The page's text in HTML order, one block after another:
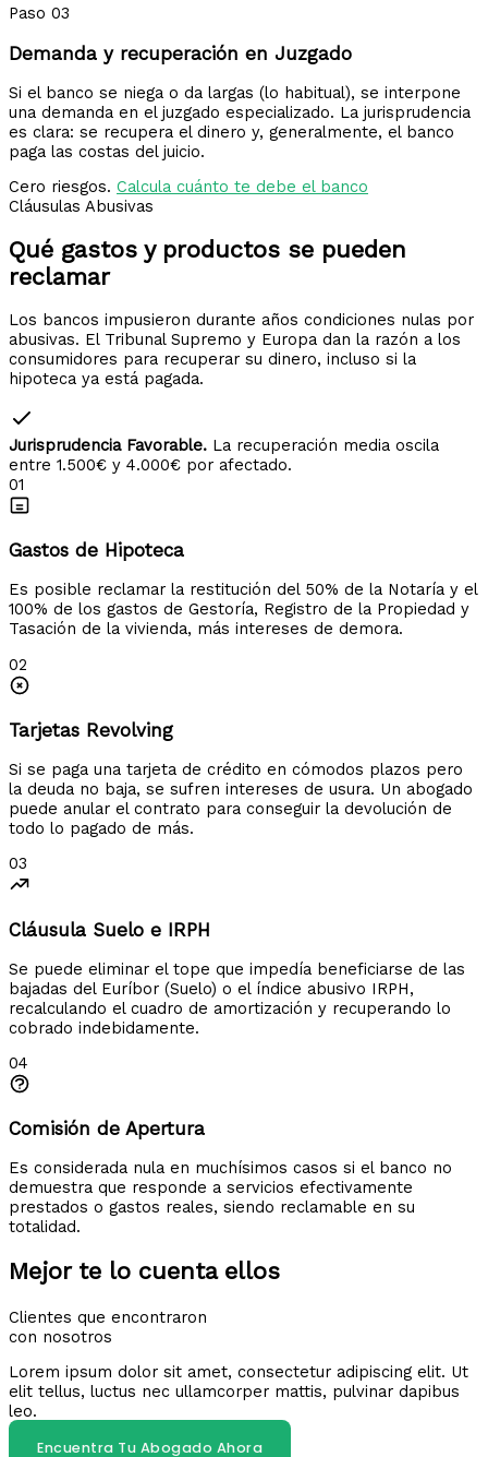
Paso 03
Demanda y recuperación en Juzgado
Si el banco se niega o da largas (lo habitual), se interpone
una demanda en el juzgado especializado. La jurisprudencia
es clara: se recupera el dinero y, generalmente, el banco
paga las costas del juicio.
Cero riesgos. Calcula cuánto te debe el banco
Cláusulas Abusivas
Qué gastos y productos se pueden
reclamar
Los bancos impusieron durante años condiciones nulas por
abusivas. El Tribunal Supremo y Europa dan la razón a los
consumidores para recuperar su dinero, incluso si la
hipoteca ya está pagada.
Jurisprudencia Favorable. La recuperación media oscila
entre 1.500€ y 4.000€ por afectado.
01
Gastos de Hipoteca
Es posible reclamar la restitución del 50% de la Notaría y el
100% de los gastos de Gestoría, Registro de la Propiedad y
Tasación de la vivienda, más intereses de demora.
02
Tarjetas Revolving
Si se paga una tarjeta de crédito en cómodos plazos pero
la deuda no baja, se sufren intereses de usura. Un abogado
puede anular el contrato para conseguir la devolución de
todo lo pagado de más.
03
Cláusula Suelo e IRPH
Se puede eliminar el tope que impedía beneficiarse de las
bajadas del Euríbor (Suelo) o el índice abusivo IRPH,
recalculando el cuadro de amortización y recuperando lo
cobrado indebidamente.
04
Comisión de Apertura
Es considerada nula en muchísimos casos si el banco no
demuestra que responde a servicios efectivamente
prestados o gastos reales, siendo reclamable en su
totalidad.
Mejor te lo cuenta ellos
Clientes que encontraron
con nosotros
Lorem ipsum dolor sit amet, consectetur adipiscing elit. Ut
elit tellus, luctus nec ullamcorper mattis, pulvinar dapibus
leo.
Encuentra Tu Abogado Ahora